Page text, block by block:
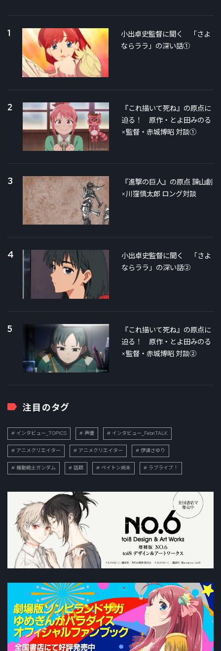
1
小出卓史監督に聞く 「さよ
ならララ」の深い話①
2
『これ描いて死ね』の原点に
迫る！ 原作・とよ田みのる
×監督・赤城博昭 対談①
3
『進撃の巨人』の原点 諫山創
×川窪慎太郎 ロング対談
4
小出卓史監督に聞く 「さよ
ならララ」の深い話②
5
『これ描いて死ね』の原点に
迫る！ 原作・とよ田みのる
×監督・赤城博昭 対談②
注目のタグ
インタビュー_TOPICS 声優 インタビュー_FebriTALK
アニメクリエイター アニメクリエイター 伊達さゆり
機動戦士ガンダム 話題 ペイトン尚未 ラブライブ！